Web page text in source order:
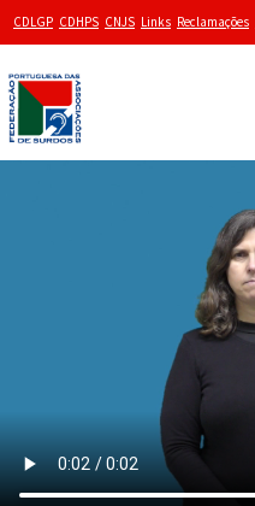
CDLGP CDHPS CNJS Links Reclamações